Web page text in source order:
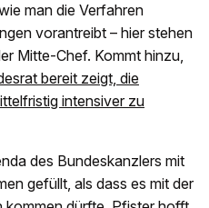
man die Verfahren
vorantreibt – hier stehen
Mitte-Chef. Kommt hinzu,
bereit zeigt, die
intensiver zu
des Bundeskanzlers mit
gefüllt, als dass es mit der